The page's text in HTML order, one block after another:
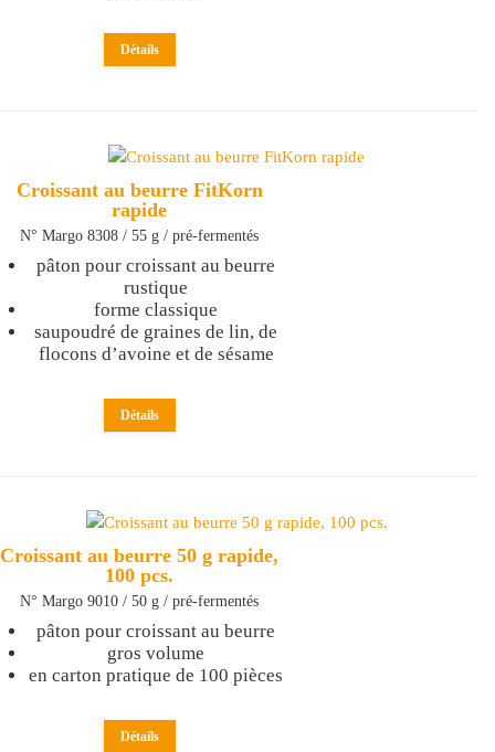
Détails
Croissant au beurre FitKorn
rapide
N° Margo 8308 / 55 g / pré-fermentés
pâton pour croissant au beurre
rustique
forme classique
saupoudré de graines de lin, de
flocons d’avoine et de sésame
Détails
Croissant au beurre 50 g rapide,
100 pcs.
N° Margo 9010 / 50 g / pré-fermentés
pâton pour croissant au beurre
gros volume
en carton pratique de 100 pièces
Détails